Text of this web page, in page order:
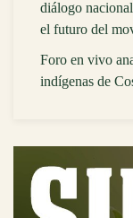
diálogo
el futuro del
Foro en vivo
indígenas de